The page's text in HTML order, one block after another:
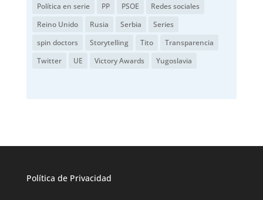
Política en serie
PP PSOE
Redes sociales
Reino Unido
Rusia Serbia
Series
spin doctors
Storytelling Tito
Transparencia
Twitter
UE Victory Awards Yugoslavia
Política de Privacidad